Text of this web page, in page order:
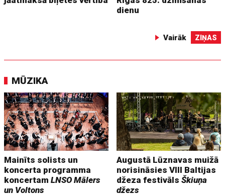
dienu
Vairāk ZIŅAS
MŪZIKA
Mainīts solists un
koncerta programma
koncertamLNSO Mālers
un Voltons
Augustā Lūznavas muižā
norisināsies VIII Baltijas
džeza festivālsŠkiuņa
džezs